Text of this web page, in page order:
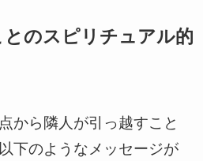
とのスピリチュアル的
から隣人が引っ越すこと
下のようなメッセージが